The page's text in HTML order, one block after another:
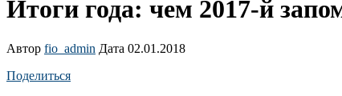
Итоги года: чем 2017-й
Автор fio_admin Дата 02.01.2018
Поделиться